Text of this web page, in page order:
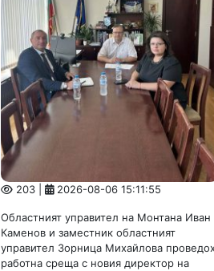
203 | 2026-08-06 15:11:55
Областният управител на Монтана Иван
Каменов и заместник областният
управител Зорница Михайлова
работна среща с новия директор на